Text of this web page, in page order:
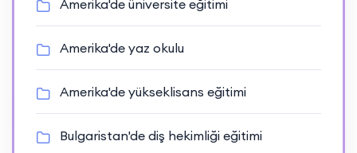
Amerika'de üniversite eğitimi
Amerika'de yaz okulu
Amerika'de yükseklisans eğitimi
Bulgaristan'de diş hekimliği eğitimi